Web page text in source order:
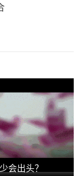
会出头？